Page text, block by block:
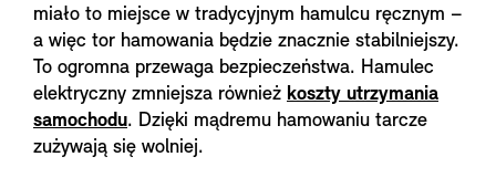
miało to miejsce w tradycyjnym hamulcu ręcznym –
a więc tor hamowania będzie znacznie stabilniejszy.
To ogromna przewaga bezpieczeństwa. Hamulec
elektryczny zmniejsza również koszty utrzymania
samochodu. Dzięki mądremu hamowaniu tarcze
zużywają się wolniej.